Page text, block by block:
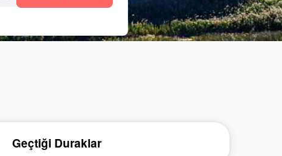
Geçtiği Duraklar